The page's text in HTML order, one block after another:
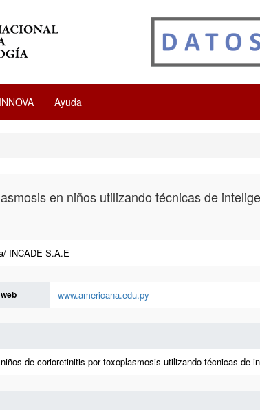
Ayuda
en niños utilizando técnicas de
INCADE S.A.E
www.americana.edu.py
de corioretinitis por toxoplasmosis utilizando técnicas de